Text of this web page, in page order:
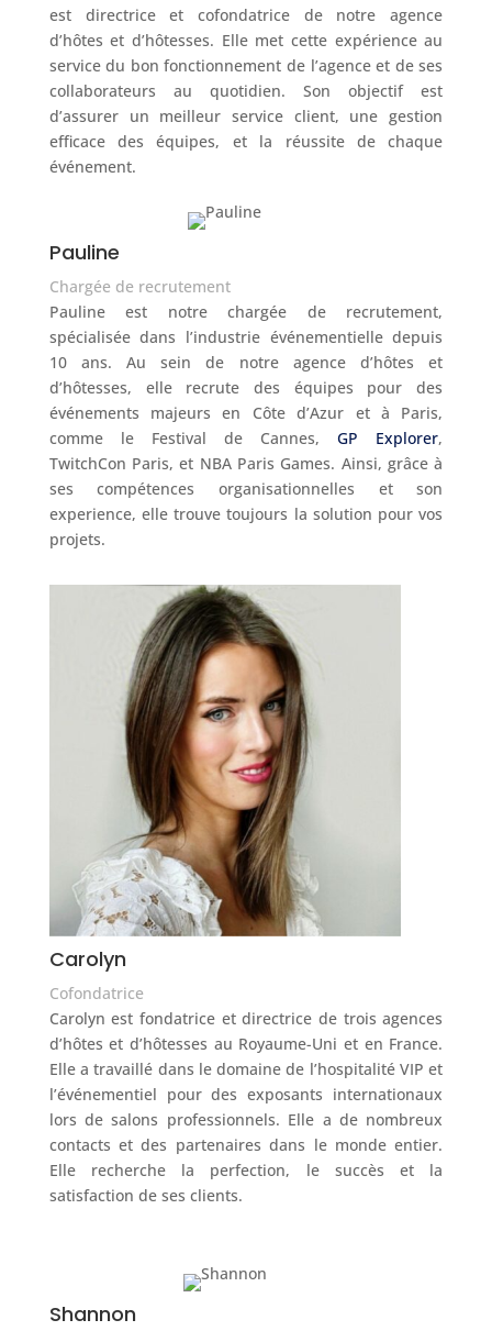
est directrice et cofondatrice de notre agence
d’hôtes et d’hôtesses. Elle met cette expérience au
service du bon fonctionnement de l’agence et de ses
collaborateurs au quotidien. Son objectif est
d’assurer un meilleur service client, une gestion
efficace des équipes, et la réussite de chaque
événement.
Pauline
Chargée de recrutement
Pauline est notre chargée de recrutement,
spécialisée dans l’industrie événementielle depuis
10 ans. Au sein de notre agence d’hôtes et
d’hôtesses, elle recrute des équipes pour des
événements majeurs en Côte d’Azur et à Paris,
comme le Festival de Cannes,GP Explorer,
TwitchCon Paris, et NBA Paris Games. Ainsi, grâce à
ses compétences organisationnelles et son
experience, elle trouve toujours la solution pour vos
projets.
Carolyn
Cofondatrice
Carolyn est fondatrice et directrice de trois agences
d’hôtes et d’hôtesses au Royaume-Uni et en France.
Elle a travaillé dans le domaine de l’hospitalité VIP et
l’événementiel pour des exposants internationaux
lors de salons professionnels. Elle a de nombreux
contacts et des partenaires dans le monde entier.
Elle recherche la perfection, le succès et la
satisfaction de ses clients.
Shannon